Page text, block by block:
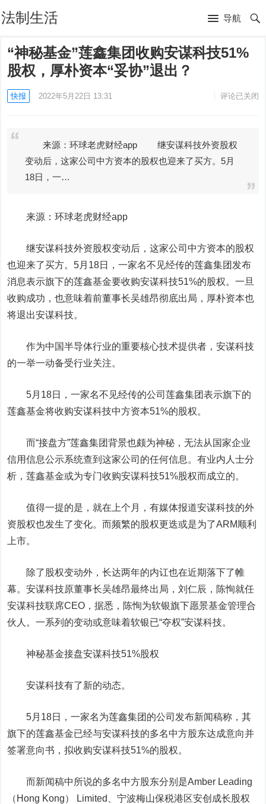
法制生活 导航
“神秘基金”莲鑫集团收购安谋科技51%
股权，厚朴资本“妥协”退出？
快报 2022年5月22日 13:31 评论已关闭
来源：环球老虎财经app 继安谋科技外资股权
变动后，这家公司中方资本的股权也迎来了买方。5月
18日，一…
来源：环球老虎财经app
继安谋科技外资股权变动后，这家公司中方资本的股权
也迎来了买方。5月18日，一家名不见经传的莲鑫集团发布
消息表示旗下的莲鑫基金要收购安谋科技51%的股权。一旦
收购成功，也意味着前董事长吴雄昂彻底出局，厚朴资本也
将退出安谋科技。
作为中国半导体行业的重要核心技术提供者，安谋科技
的一举一动备受行业关注。
5月18日，一家名不见经传的公司莲鑫集团表示旗下的
莲鑫基金将收购安谋科技中方资本51%的股权。
而“接盘方”莲鑫集团背景也颇为神秘，无法从国家企业
信用信息公示系统查到这家公司的任何信息。有业内人士分
析，莲鑫基金或为专门收购安谋科技51%股权而成立的。
值得一提的是，就在上个月，有媒体报道安谋科技的外
资股权也发生了变化。而频繁的股权更迭或是为了ARM顺利
上市。
除了股权变动外，长达两年的内讧也在近期落下了帷
幕。安谋科技原董事长吴雄昂最终出局，刘仁辰，陈恂就任
安谋科技联席CEO，据悉，陈恂为软银旗下愿景基金管理合
伙人。一系列的变动或意味着软银已“夺权”安谋科技。
神秘基金接盘安谋科技51%股权
安谋科技有了新的动态。
5月18日，一家名为莲鑫集团的公司发布新闻稿称，其
旗下的莲鑫基金已经与安谋科技的多名中方股东达成意向并
签署意向书，拟收购安谋科技51%的股权。
而新闻稿中所说的多名中方股东分别是Amber Leading
（Hong Kong） Limited、宁波梅山保税港区安创成长股权